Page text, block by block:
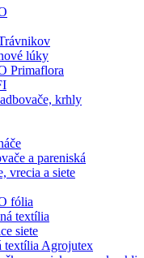
lúky
Primaflora
krhly
a pareniská
vrecia a siete
fólia
textília
siete
textília Agrojutex